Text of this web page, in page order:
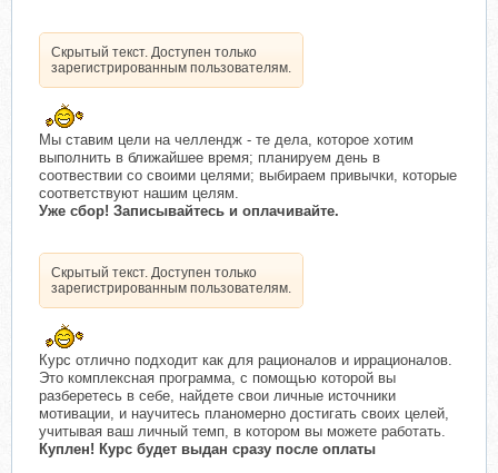
Скрытый текст. Доступен только
зарегистрированным пользователям.
Мы ставим цели на челлендж - те дела, которое хотим
выполнить в ближайшее время; планируем день в
соотвествии со своими целями; выбираем привычки, которые
соответствуют нашим целям.
Уже сбор! Записывайтесь и оплачивайте.
Скрытый текст. Доступен только
зарегистрированным пользователям.
Курс отлично подходит как для рационалов и иррационалов.
Это комплексная программа, с помощью которой вы
разберетесь в себе, найдете свои личные источники
мотивации, и научитесь планомерно достигать своих целей,
учитывая ваш личный темп, в котором вы можете работать.
Куплен! Курс будет выдан сразу после оплаты